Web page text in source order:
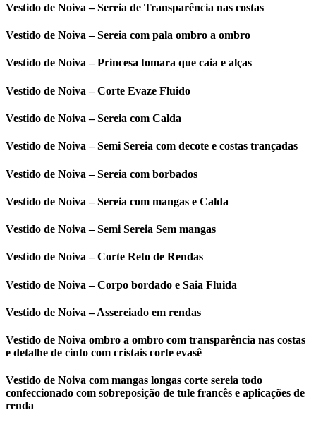
Vestido de Noiva – Sereia de Transparência nas costas
Vestido de Noiva – Sereia com pala ombro a ombro
Vestido de Noiva – Princesa tomara que caia e alças
Vestido de Noiva – Corte Evaze Fluido
Vestido de Noiva – Sereia com Calda
Vestido de Noiva – Semi Sereia com decote e costas trançadas
Vestido de Noiva – Sereia com borbados
Vestido de Noiva – Sereia com mangas e Calda
Vestido de Noiva – Semi Sereia Sem mangas
Vestido de Noiva – Corte Reto de Rendas
Vestido de Noiva – Corpo bordado e Saia Fluida
Vestido de Noiva – Assereiado em rendas
Vestido de Noiva ombro a ombro com transparência nas costas
e detalhe de cinto com cristais corte evasê
Vestido de Noiva com mangas longas corte sereia todo
confeccionado com sobreposição de tule francês e aplicações de
renda